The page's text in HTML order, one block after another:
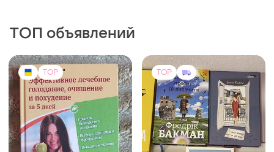
ТОП объявлений
TOP TOP